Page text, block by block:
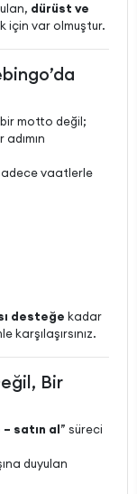
dürüst ve
için var olmuştur.
motto değil;
vaatlerle
desteğe kadar
Bir
satın al” süreci
duyulan